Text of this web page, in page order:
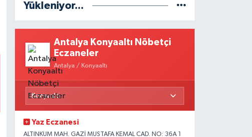
Yükleniyor...
Antalya Konyaaltı Nöbetçi
Eczaneler
Antalya / Konyaaltı
Yaz Eczanesi
ALTINKUM MAH. GAZİ MUSTAFA KEMAL CAD. NO: 36A 1